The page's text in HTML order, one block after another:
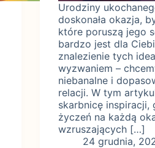
Urodziny
doskonała okazja,
które poruszą jego
bardzo jest dla
znalezienie tych
wyzwaniem –
niebanalne i
relacji. W tym
skarbnicę
życzeń na każdą
wzruszających […]
24 grudnia,